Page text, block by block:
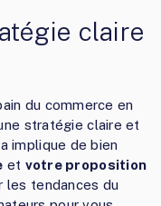
claire
du commerce en
stratégie claire et
implique de bien
et votre proposition
les tendances du